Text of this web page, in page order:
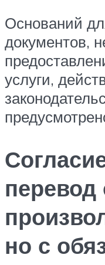
Оснований
документов,
услуги,
но с